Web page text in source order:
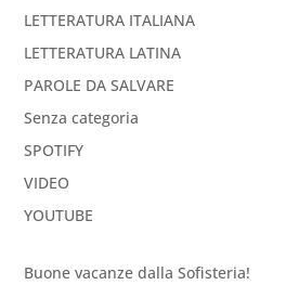
LETTERATURA ITALIANA
LETTERATURA LATINA
PAROLE DA SALVARE
Senza categoria
SPOTIFY
VIDEO
YOUTUBE
Buone vacanze dalla Sofisteria!